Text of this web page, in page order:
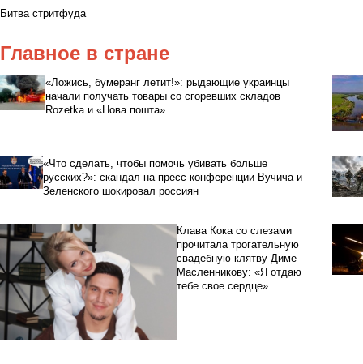
Битва стритфуда
Главное в стране
«Ложись, бумеранг летит!»: рыдающие украинцы
начали получать товары со сгоревших складов
Rozetka и «Нова пошта»
«Что сделать, чтобы помочь убивать больше
русских?»: скандал на пресс-конференции Вучича и
Зеленского шокировал россиян
Клава Кока со слезами
прочитала трогательную
свадебную клятву Диме
Масленникову: «Я отдаю
тебе свое сердце»